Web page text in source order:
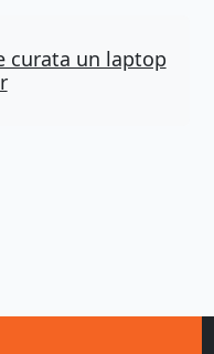
curata un laptop